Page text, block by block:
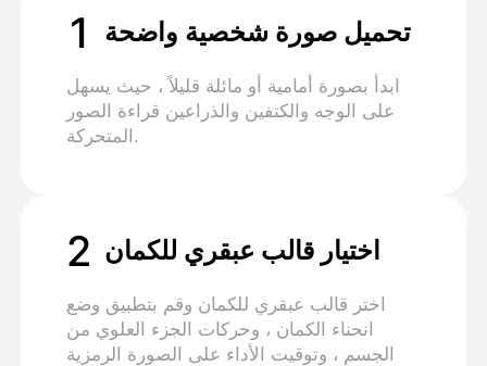
1 تحميل صورة شخصية واضحة
ابدأ بصورة أمامية أو مائلة قليلاً ، حيث يسهل
على الوجه والكتفين والذراعين قراءة الصور
المتحركة.
2 اختيار قالب عبقري للكمان
اختر قالب عبقري للكمان وقم بتطبيق وضع
انحناء الكمان ، وحركات الجزء العلوي من
الجسم ، وتوقيت الأداء على الصورة الرمزية